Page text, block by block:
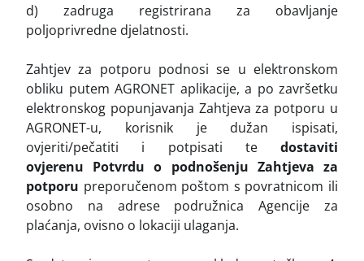
d) zadruga registrirana za obavljanje
poljoprivredne djelatnosti.
Zahtjev za potporu podnosi se u elektronskom
obliku putem AGRONET aplikacije, a po završetku
elektronskog popunjavanja Zahtjeva za potporu u
AGRONET-u, korisnik je dužan ispisati,
ovjeriti/pečatiti i potpisati te dostaviti
ovjerenu Potvrdu o podnošenju Zahtjeva za
potporu preporučenom poštom s povratnicom ili
osobno na adrese podružnica Agencije za
plaćanja, ovisno o lokaciji ulaganja.